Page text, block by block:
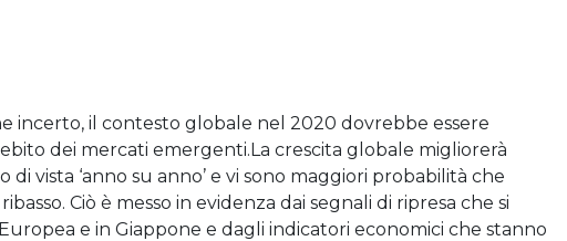
incerto, il contesto globale nel 2020 dovrebbe essere
dei mercati emergenti.La crescita globale migliorerà
vista ‘anno su anno’ e vi sono maggiori probabilità che
Ciò è messo in evidenza dai segnali di ripresa che si
e in Giappone e dagli indicatori economici che stanno